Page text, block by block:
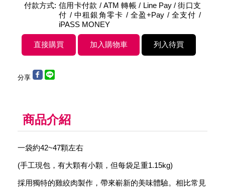
付款方式: 信用卡付款 / ATM 轉帳 / Line Pay / 街口支
付 / 中租銀角零卡 / 全盈+Pay / 全支付 /
iPASS MONEY
分享
商品介紹
一袋約42~47顆左右
(手工現包，有大顆有小顆，但每袋足重1.15kg)
採用獨特的雞絞肉製作，帶來嶄新的美味體驗。相比常見